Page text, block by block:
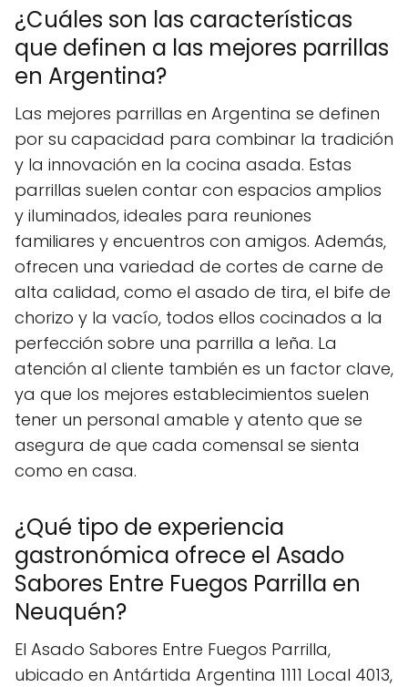
¿Cuáles son las características
que definen a las mejores parrillas
en Argentina?
Las mejores parrillas en Argentina se definen
por su capacidad para combinar la tradición
y la innovación en la cocina asada. Estas
parrillas suelen contar con espacios amplios
y iluminados, ideales para reuniones
familiares y encuentros con amigos. Además,
ofrecen una variedad de cortes de carne de
alta calidad, como el asado de tira, el bife de
chorizo y la vacío, todos ellos cocinados a la
perfección sobre una parrilla a leña. La
atención al cliente también es un factor clave,
ya que los mejores establecimientos suelen
tener un personal amable y atento que se
asegura de que cada comensal se sienta
como en casa.
¿Qué tipo de experiencia
gastronómica ofrece el Asado
Sabores Entre Fuegos Parrilla en
Neuquén?
El Asado Sabores Entre Fuegos Parrilla,
ubicado en Antártida Argentina 1111 Local 4013,